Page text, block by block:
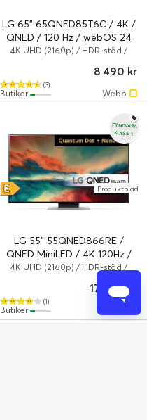
LG 65" 65QNED85T6C / 4K /
QNED / 120 Hz / webOS 24
(Fyndvara klass 1)
4K UHD (2160p) / HDR-stöd /
(3)
8 490 kr
Webb
Butiker
FYNDVARA
KLASS 1
LG 55" 55QNED866RE /
QNED MiniLED / 4K 120Hz /
NanoCell / WebOS (Fyndvara
4K UHD (2160p) / HDR-stöd /
E Produktblad
(1)
17 590 kr
Butiker